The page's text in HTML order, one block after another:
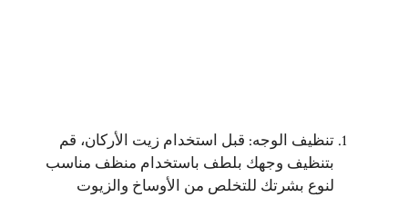
تنظيف الوجه: قبل استخدام زيت الأركان، قم
بتنظيف وجهك بلطف باستخدام منظف مناسب
لنوع بشرتك للتخلص من الأوساخ والزيوت